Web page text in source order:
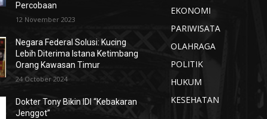
Percobaan
12 November 2023
Negara Federal Solusi: Kucing
Lebih Diterima Istana Ketimbang
Orang Kawasan Timur
24 October 2024
Dokter Tony Bikin IDI “Kebakaran
Jenggot”
EKONOMI
PARIWISATA
OLAHRAGA
POLITIK
HUKUM
KESEHATAN